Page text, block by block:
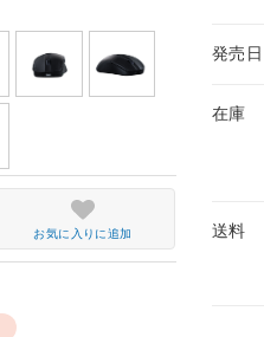
発売日
在庫
送料
お気に入りに追加